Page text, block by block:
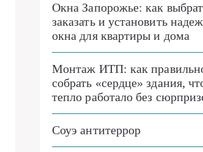
Окна Запорожье: как
заказать и установить
окна для квартиры и дома
Монтаж ИТП: как
собрать «сердце» здания,
тепло работало без
Соуэ антитеррор